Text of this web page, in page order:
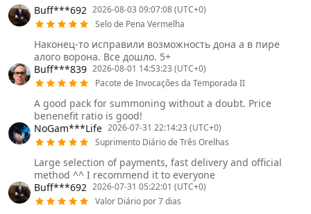
Buff***692 2026-08-03 09:07:08 (UTC+0)
Selo de Pena Vermelha
Наконец-то исправили возможность дона а в пире
алого ворона. Все дошло. 5+
Buff***839 2026-08-01 14:53:23 (UTC+0)
Pacote de Invocações da Temporada II
A good pack for summoning without a doubt. Price
benenefit ratio is good!
NoGam***Life 2026-07-31 22:14:23 (UTC+0)
Suprimento Diário de Três Orelhas
Large selection of payments, fast delivery and official
method ^^ I recommend it to everyone
Buff***692 2026-07-31 05:22:01 (UTC+0)
Valor Diário por 7 dias